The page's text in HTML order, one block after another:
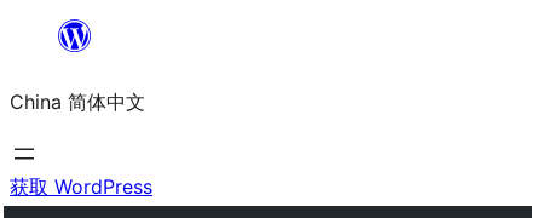
内
容
China 简体中文
获取 WordPress